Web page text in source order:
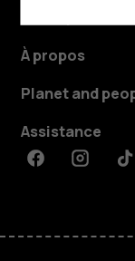
À propos
Planet and
Assistance
FacebookInstagram